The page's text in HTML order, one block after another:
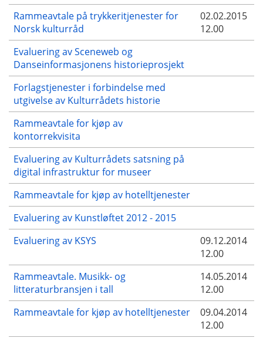
Rammeavtale på trykkeritjenester for
Norsk kulturråd
02.02.2015
12.00
Evaluering av Sceneweb og
Danseinformasjonens historieprosjekt
Forlagstjenester i forbindelse med
utgivelse av Kulturrådets historie
Rammeavtale for kjøp av
kontorrekvisita
Evaluering av Kulturrådets satsning på
digital infrastruktur for museer
Rammeavtale for kjøp av hotelltjenester
Evaluering av Kunstløftet 2012 - 2015
Evaluering av KSYS
09.12.2014
12.00
Rammeavtale. Musikk- og
litteraturbransjen i tall
14.05.2014
12.00
Rammeavtale for kjøp av hotelltjenester
09.04.2014
12.00